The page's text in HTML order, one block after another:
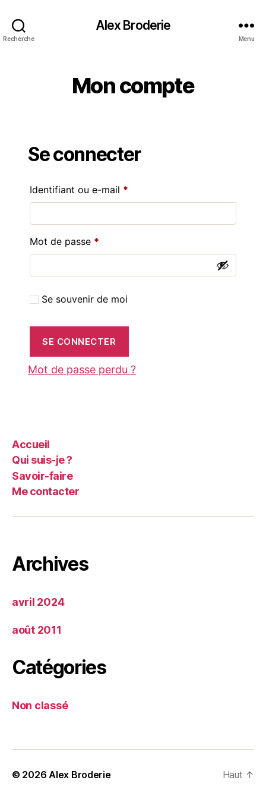
Recherche
Alex Broderie
Menu
Mon compte
Se connecter
Identifiant ou e-mail *Obligatoire
Mot de passe *Obligatoire
Se souvenir de moi
SE CONNECTER
Mot de passe perdu ?
Accueil
Qui suis-je ?
Savoir-faire
Me contacter
Archives
avril 2024
août 2011
Catégories
Non classé
© 2026Alex Broderie Haut ↑